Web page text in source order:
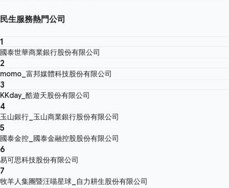
民生服務熱門公司
1
國泰世華商業銀行股份有限公司
2
momo_富邦媒體科技股份有限公司
3
KKday_酷遊天股份有限公司
4
玉山銀行_玉山商業銀行股份有限公司
5
國泰金控_國泰金融控股股份有限公司
6
易可思科技股份有限公司
7
牧羊人集團暨汪喵星球_自力耕生股份有限公司